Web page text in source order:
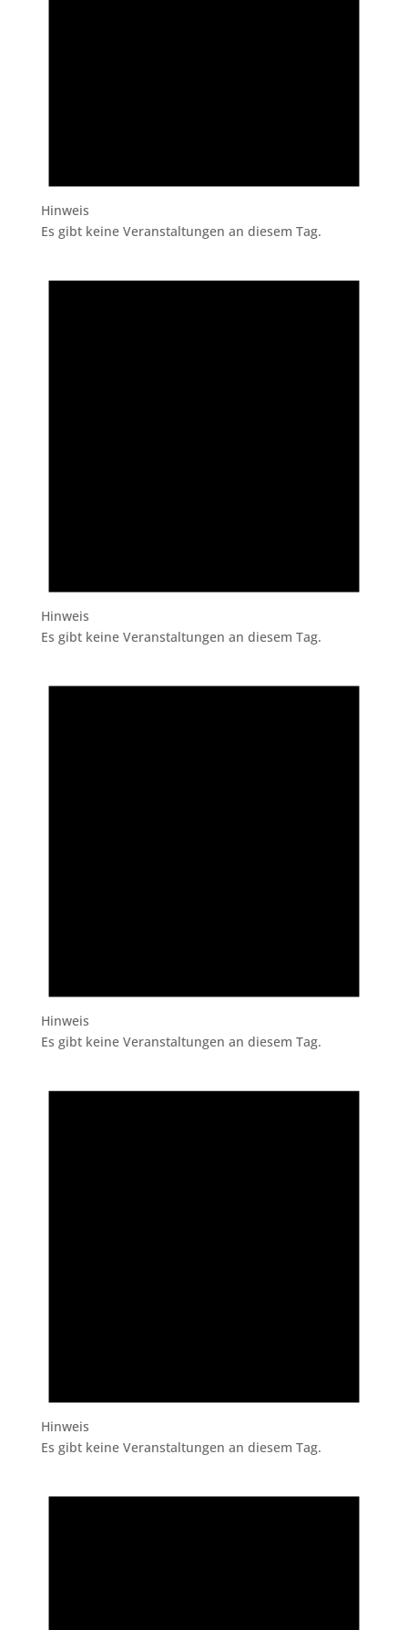
Hinweis
Es gibt keine Veranstaltungen an diesem Tag.
Hinweis
Es gibt keine Veranstaltungen an diesem Tag.
Hinweis
Es gibt keine Veranstaltungen an diesem Tag.
Hinweis
Es gibt keine Veranstaltungen an diesem Tag.